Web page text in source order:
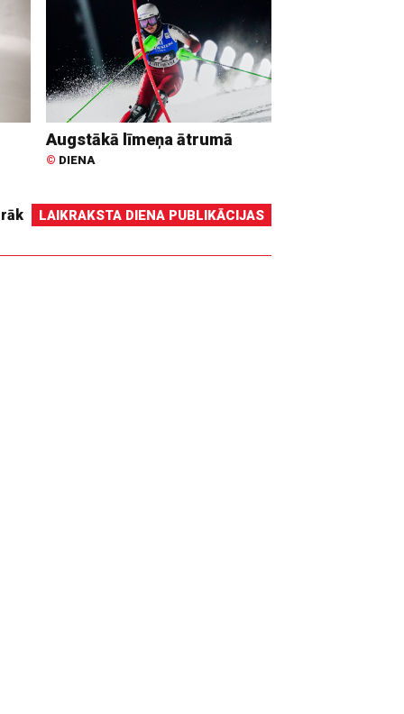
Augstākā līmeņa ātrumā
© DIENA
LAIKRAKSTA DIENA PUBLIKĀCIJAS